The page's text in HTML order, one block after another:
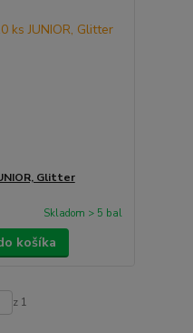
Glitter
Skladom > 5 bal
košíka
z 1